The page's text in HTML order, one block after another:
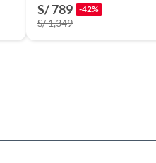
S/ 789 -42%
S/ 1,349